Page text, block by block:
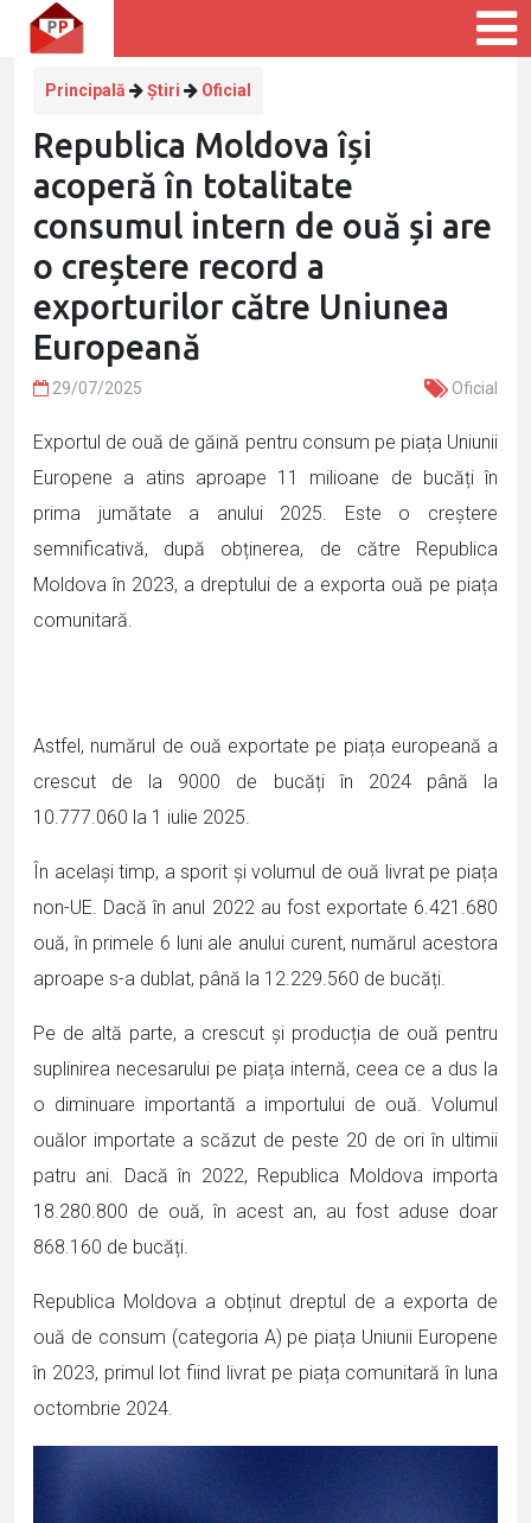
Principală Știri Oficial
Republica Moldova își
acoperă în totalitate
consumul intern de ouă și are
o creștere record a
exporturilor către Uniunea
Europeană
29/07/2025 Oficial
Exportul de ouă de găină pentru consum pe piața Uniunii
Europene a atins aproape 11 milioane de bucăți în
prima jumătate a anului 2025. Este o creștere
semnificativă, după obținerea, de către Republica
Moldova în 2023, a dreptului de a exporta ouă pe piața
comunitară.
Astfel, numărul de ouă exportate pe piața europeană a
crescut de la 9000 de bucăți în 2024 până la
10.777.060 la 1 iulie 2025.
În același timp, a sporit și volumul de ouă livrat pe piața
non-UE. Dacă în anul 2022 au fost exportate 6.421.680
ouă, în primele 6 luni ale anului curent, numărul acestora
aproape s-a dublat, până la 12.229.560 de bucăți.
Pe de altă parte, a crescut și producția de ouă pentru
suplinirea necesarului pe piața internă, ceea ce a dus la
o diminuare importantă a importului de ouă. Volumul
ouălor importate a scăzut de peste 20 de ori în ultimii
patru ani. Dacă în 2022, Republica Moldova importa
18.280.800 de ouă, în acest an, au fost aduse doar
868.160 de bucăți.
Republica Moldova a obținut dreptul de a exporta de
ouă de consum (categoria A) pe piața Uniunii Europene
în 2023, primul lot fiind livrat pe piața comunitară în luna
octombrie 2024.